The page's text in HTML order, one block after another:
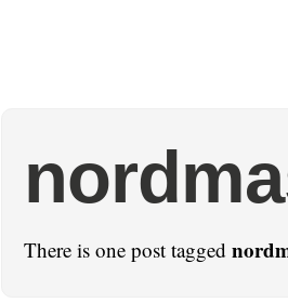
There is one post tagged